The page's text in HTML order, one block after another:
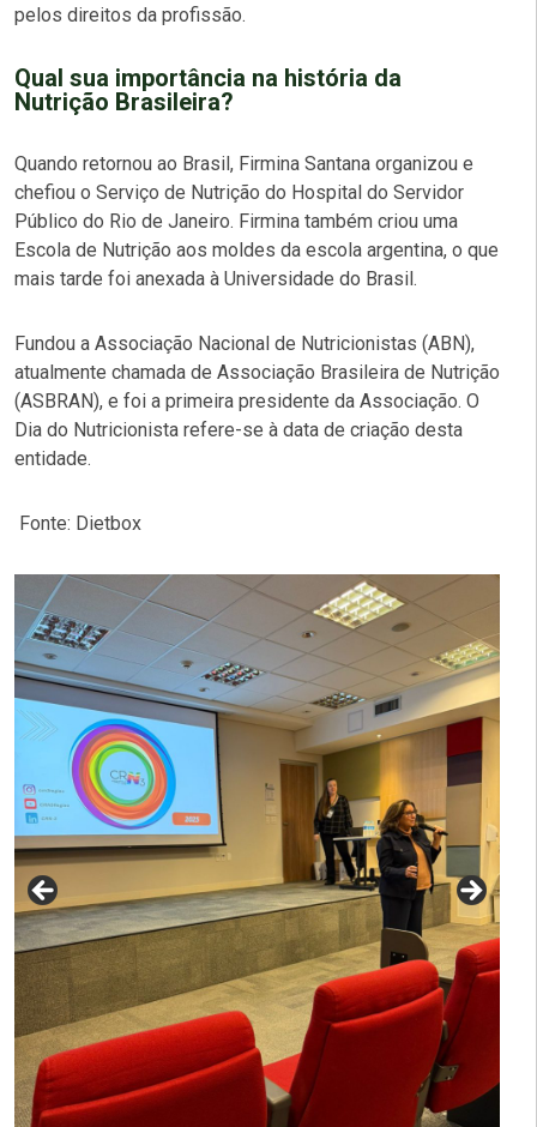
pelos direitos da profissão.
Qual sua importância na história da
Nutrição Brasileira?
Quando retornou ao Brasil, Firmina Santana organizou e
chefiou o Serviço de Nutrição do Hospital do Servidor
Público do Rio de Janeiro. Firmina também criou uma
Escola de Nutrição aos moldes da escola argentina, o que
mais tarde foi anexada à Universidade do Brasil.
Fundou a Associação Nacional de Nutricionistas (ABN),
atualmente chamada de Associação Brasileira de Nutrição
(ASBRAN), e foi a primeira presidente da Associação. O
Dia do Nutricionista refere-se à data de criação desta
entidade.
Fonte: Dietbox